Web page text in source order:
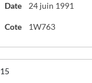
Date 24 juin 1991
Cote 1W763
Résultat n°
15